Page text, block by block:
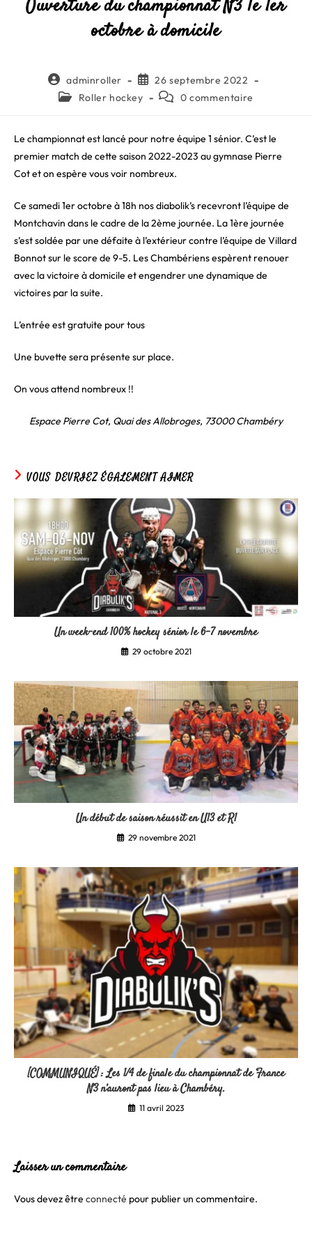
Ouverture du championnat N3 le 1er
octobre à domicile
Auteur/autrice
de
adminroller
Publication
publiée :
26 septembre 2022
Post Roller hockey
Commentaires
publication :
0 commentaire
Le championnat est lancé pour notre équipe 1 sénior. C’est le
premier match de cette saison 2022-2023 au gymnase Pierre
Cot et on espère vous voir nombreux.
Ce samedi 1er octobre à 18h nos diabolik’s recevront l’équipe de
Montchavin dans le cadre de la 2ème journée. La 1ère journée
s’est soldée par une défaite à l’extérieur contre l’équipe de Villard
Bonnot sur le score de 9-5. Les Chambériens espèrent renouer
avec la victoire à domicile et engendrer une dynamique de
victoires par la suite.
L’entrée est gratuite pour tous
Une buvette sera présente sur place.
On vous attend nombreux !!
Espace Pierre Cot, Quai des Allobroges, 73000 Chambéry
VOUS DEVRIEZ ÉGALEMENT AIMER
Un week-end 100% hockey sénior le 6-7 novembre
29 octobre 2021
Un début de saison réussit en U13 et R1
29 novembre 2021
[COMMUNIQUÉ] : Les 1/4 de finale du championnat de France
N3 n’auront pas lieu à Chambéry.
11 avril 2023
Laisser un commentaire
Vous devez être connecté pour publier un commentaire.